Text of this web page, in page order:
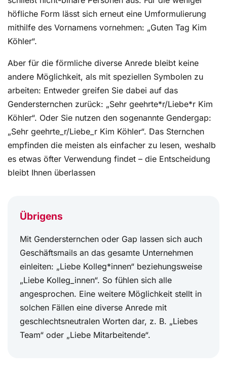
höfliche Form lässt sich erneut eine Umformulierung
mithilfe des Vornamens vornehmen: „Guten Tag Kim
Köhler“.
Aber für die förmliche diverse Anrede bleibt keine
andere Möglichkeit, als mit speziellen Symbolen zu
arbeiten: Entweder greifen Sie dabei auf das
Gendersternchen zurück: „Sehr geehrte*r/Liebe*r Kim
Köhler“. Oder Sie nutzen den sogenannte Gendergap:
„Sehr geehrte_r/Liebe_r Kim Köhler“. Das Sternchen
empfinden die meisten als einfacher zu lesen, weshalb
es etwas öfter Verwendung findet – die Entscheidung
bleibt Ihnen überlassen
Übrigens
Mit Gendersternchen oder Gap lassen sich auch
Geschäftsmails an das gesamte Unternehmen
einleiten: „Liebe Kolleg*innen“ beziehungsweise
„Liebe Kolleg_innen“. So fühlen sich alle
angesprochen. Eine weitere Möglichkeit stellt in
solchen Fällen eine diverse Anrede mit
geschlechtsneutralen Worten dar, z. B. „Liebes
Team“ oder „Liebe Mitarbeitende“.